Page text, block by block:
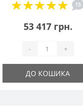
15
53 417 грн.
- +
ДО КОШИКА